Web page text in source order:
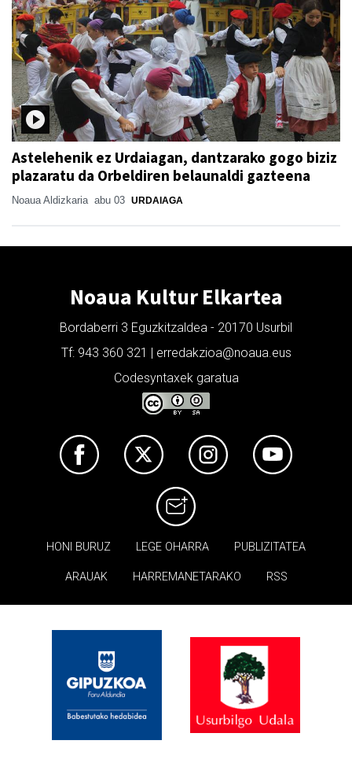
Astelehenik ez Urdaiagan, dantzarako gogo biziz
plazaratu da Orbeldiren belaunaldi gazteena
Noaua Aldizkaria abu 03 URDAIAGA
Noaua Kultur Elkartea
Bordaberri 3 Eguzkitzaldea - 20170 Usurbil
Tf: 943 360 321 | erredakzioa@noaua.eus
Codesyntaxek garatua
HONI BURUZ LEGE OHARRA PUBLIZITATEA
ARAUAK HARREMANETARAKO RSS